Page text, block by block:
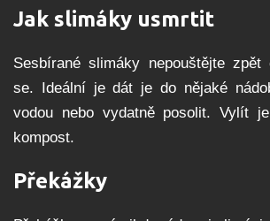
Jak slimáky usmrtit
Sesbírané slimáky nepouštějte
se. Ideální je dát je do nějaké
vodou nebo vydatně posolit. Vylít
kompost.
Překážky